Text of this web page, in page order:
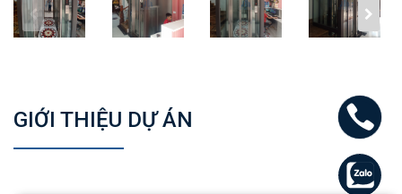
GIỚI THIỆU DỰ ÁN